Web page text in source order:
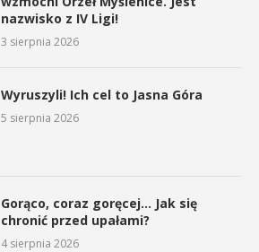
nazwisko z IV Ligi!
3 sierpnia 2026
Wyruszyli! Ich cel to Jasna Góra
5 sierpnia 2026
Gorąco, coraz goręcej… Jak się
chronić przed upałami?
4 sierpnia 2026